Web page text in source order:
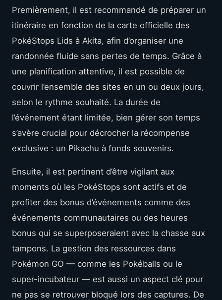
Premièrement, il est recommandé de préparer un
itinéraire en fonction de la carte officielle des
PokéStops Lids à Akita, afin d’organiser une
randonnée fluide sans pertes de temps. Grâce à
une planification attentive, il est possible de
couvrir l’ensemble des sites en un ou deux jours,
selon le rythme souhaité. La durée de
l’événement étant limitée, bien gérer son temps
s’avère crucial pour décrocher la récompense
exclusive : un Pikachu à fonds souvenirs.
Ensuite, il est pertinent d’être vigilant aux
moments où les PokéStops sont actifs et de
profiter des bonus d’événements comme des
événements communautaires ou des heures
bonus qui se superposeraient avec la chasse aux
tampons. La gestion des ressources dans
Pokémon GO — comme les Pokéballs ou le
super-incubateur — est aussi un aspect clé pour
ne pas se retrouver bloqué lors des captures. De